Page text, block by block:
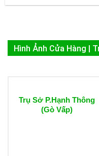
Hình Ảnh Cửa Hàng |
Trụ Sở P.Hạnh Thông
(Gò Vấp)